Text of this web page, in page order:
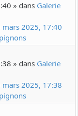
» dans Galerie
mars 2025, 17:40
» dans Galerie
mars 2025, 17:38